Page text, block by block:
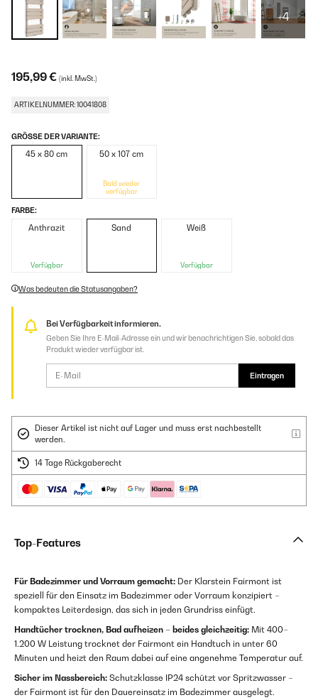
+4
195,99 € (inkl. MwSt.)
ARTIKELNUMMER: 10041808
GRÖSSE DER VARIANTE:
45 x 80 cm 50 x 107 cm
Bald wieder
verfügbar
FARBE:
Anthrazit
Verfügbar
Sand Weiß
Verfügbar
Was bedeuten die Statusangaben?
Bei Verfügbarkeit informieren.
Geben Sie Ihre E-Mail-Adresse ein und wir benachrichtigen Sie, sobald das
Produkt wieder verfügbar ist.
Eintragen
Dieser Artikel ist nicht auf Lager und muss erst nachbestellt
werden.
14 Tage Rückgaberecht
Top-Features
Für Badezimmer und Vorraum gemacht: Der Klarstein Fairmont ist
speziell für den Einsatz im Badezimmer oder Vorraum konzipiert –
kompaktes Leiterdesign, das sich in jeden Grundriss einfügt.
Handtücher trocknen, Bad aufheizen – beides gleichzeitig: Mit 400–
1.200 W Leistung trocknet der Fairmont ein Handtuch in unter 60
Minuten und heizt den Raum dabei auf eine angenehme Temperatur auf.
Sicher im Nassbereich: Schutzklasse IP24 schützt vor Spritzwasser –
der Fairmont ist für den Dauereinsatz im Badezimmer ausgelegt.